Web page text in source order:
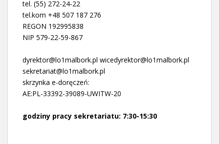
tel. (55) 272-24-22
tel.kom +48 507 187 276
REGON 192995838
NIP 579-22-59-867
dyrektor@lo1malbork.pl wicedyrektor@lo1malbork.pl
sekretariat@lo1malbork.pl
skrzynka e-doręczeń:
AE:PL-33392-39089-UWITW-20
godziny pracy sekretariatu: 7:30-15:30